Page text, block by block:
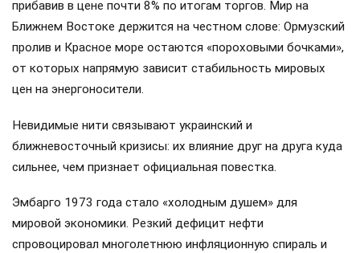
прибавив в цене почти 8% по итогам торгов. Мир на
Ближнем Востоке держится на честном слове: Ормузский
пролив и Красное море остаются «пороховыми бочками»,
от которых напрямую зависит стабильность мировых
цен на энергоносители.
Невидимые нити связывают украинский и
ближневосточный кризисы: их влияние друг на друга куда
сильнее, чем признает официальная повестка.
Эмбарго 1973 года стало «холодным душем» для
мировой экономики. Резкий дефицит нефти
спровоцировал многолетнюю инфляционную спираль и